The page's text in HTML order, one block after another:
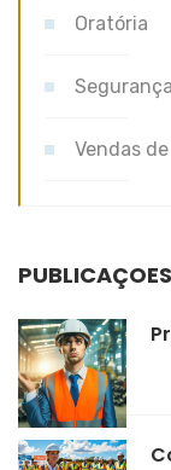
Oratória
Vendas de